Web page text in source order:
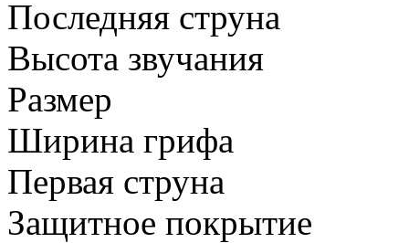
Последняя струна
Высота звучания
Размер
Ширина грифа
Первая струна
Защитное покрытие